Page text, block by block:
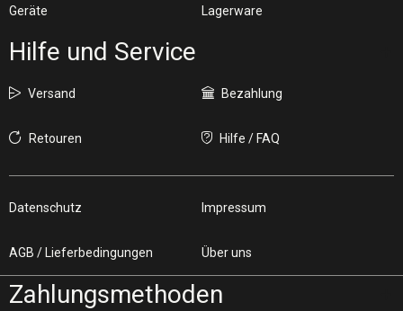
Geräte Lagerware
Hilfe und Service
Versand Bezahlung
Retouren Hilfe / FAQ
Datenschutz Impressum
AGB / Lieferbedingungen Über uns
Zahlungsmethoden